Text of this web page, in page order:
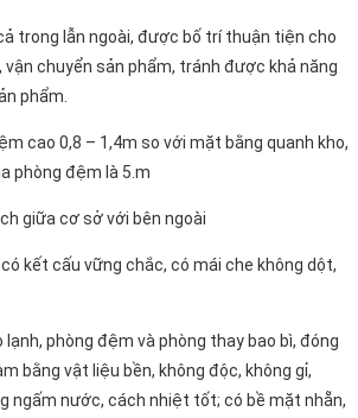
trong lẫn ngoài, được bố trí thuận tiện cho
vận chuyển sản phẩm, tránh được khả năng
phẩm.
cao 0,8 – 1,4m so với mặt bằng quanh kho,
phòng đệm là 5.m
giữa cơ sở với bên ngoài
kết cấu vững chắc, có mái che không dột,
phòng đệm và phòng thay bao bì, đóng
bằng vật liệu bền, không độc, không gỉ,
ngấm nước, cách nhiệt tốt; có bề mặt nhẵn,